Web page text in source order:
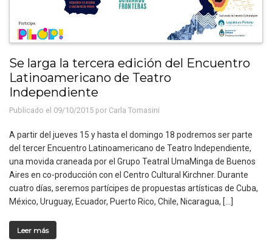
Se larga la tercera edición del Encuentro
Latinoamericano de Teatro
Independiente
Publicado el 09/10/2015 por Carla Tomasini
A partir del jueves 15 y hasta el domingo 18 podremos ser parte
del tercer Encuentro Latinoamericano de Teatro Independiente,
una movida craneada por el Grupo Teatral UmaMinga de Buenos
Aires en co-producción con el Centro Cultural Kirchner. Durante
cuatro días, seremos partícipes de propuestas artísticas de Cuba,
México, Uruguay, Ecuador, Puerto Rico, Chile, Nicaragua, […]
Leer más